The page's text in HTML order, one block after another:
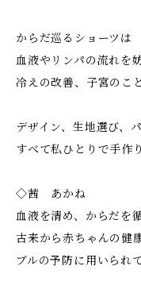
からだ巡るショーツは
血液やリンパの流れを
冷えの改善、子宮のこ
デザイン、生地選び、
すべて私ひとりで手作
◇茜 あかね
血液を清め、からだを
古来から赤ちゃんの健
ブルの予防に用いられ